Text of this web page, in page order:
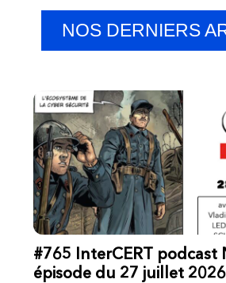
NOS DERNIERS
#765 InterCERT podcast
épisode du 27 juillet 2026